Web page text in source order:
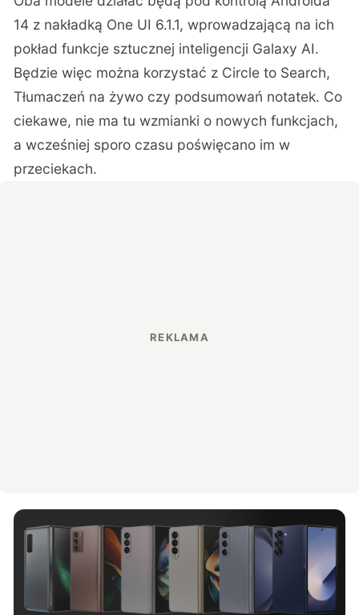
14 z nakładką One UI 6.1.1, wprowadzającą na ich
pokład funkcje sztucznej inteligencji Galaxy AI.
Będzie więc można korzystać z Circle to Search,
Tłumaczeń na żywo czy podsumowań notatek. Co
ciekawe, nie ma tu wzmianki o nowych funkcjach,
a wcześniej sporo czasu poświęcano im w
przeciekach.